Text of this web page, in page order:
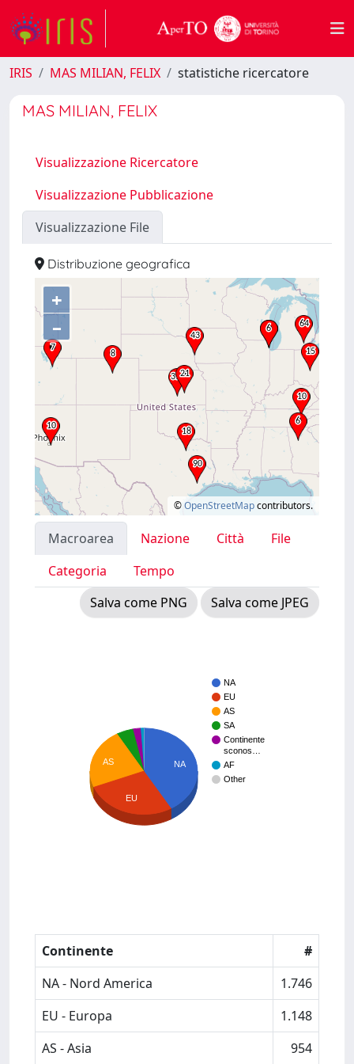
IRIS MAS MILIAN, FELIX statistiche ricercatore
MAS MILIAN, FELIX
Visualizzazione Ricercatore
Visualizzazione Pubblicazione
Visualizzazione File
Distribuzione geografica
+
–
©OpenStreetMapcontributors.
Macroarea Nazione Città
File
Categoria
Tempo
Salva come PNG
Salva come JPEG
NA
EU
AS
SA
Continente
sconos…
AF
Other
NA
AS
EU
Continente
#
NA - Nord America
1.746
EU - Europa
1.148
AS - Asia
954